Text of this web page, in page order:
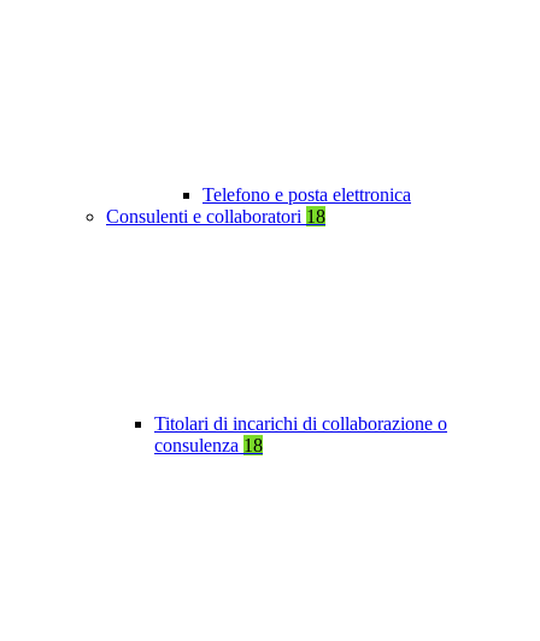
Telefono e posta elettronica
Consulenti e collaboratori 18
Titolari di incarichi di collaborazione o
consulenza 18